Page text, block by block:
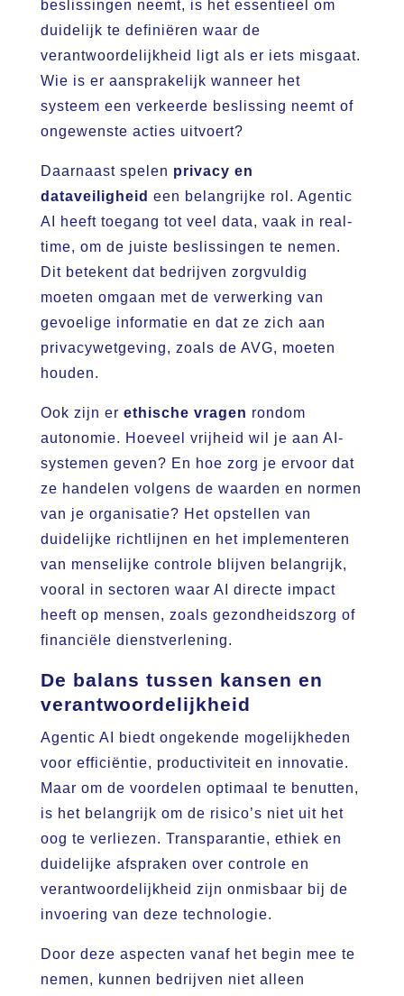
beslissingen neemt, is het essentieel om
duidelijk te definiëren waar de
verantwoordelijkheid ligt als er iets misgaat.
Wie is er aansprakelijk wanneer het
systeem een verkeerde beslissing neemt of
ongewenste acties uitvoert?
Daarnaast spelen privacy en
dataveiligheid een belangrijke rol. Agentic
AI heeft toegang tot veel data, vaak in real-
time, om de juiste beslissingen te nemen.
Dit betekent dat bedrijven zorgvuldig
moeten omgaan met de verwerking van
gevoelige informatie en dat ze zich aan
privacywetgeving, zoals de AVG, moeten
houden.
Ook zijn er ethische vragen rondom
autonomie. Hoeveel vrijheid wil je aan AI-
systemen geven? En hoe zorg je ervoor dat
ze handelen volgens de waarden en normen
van je organisatie? Het opstellen van
duidelijke richtlijnen en het implementeren
van menselijke controle blijven belangrijk,
vooral in sectoren waar AI directe impact
heeft op mensen, zoals gezondheidszorg of
financiële dienstverlening.
De balans tussen kansen en
verantwoordelijkheid
Agentic AI biedt ongekende mogelijkheden
voor efficiëntie, productiviteit en innovatie.
Maar om de voordelen optimaal te benutten,
is het belangrijk om de risico’s niet uit het
oog te verliezen. Transparantie, ethiek en
duidelijke afspraken over controle en
verantwoordelijkheid zijn onmisbaar bij de
invoering van deze technologie.
Door deze aspecten vanaf het begin mee te
nemen, kunnen bedrijven niet alleen